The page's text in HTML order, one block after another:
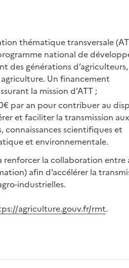
thématique transversale
national de
des générations d’agriculteurs,
Un financement
la mission d’ATT ;
par an pour contribuer au
et faciliter la transmission aux
scientifiques et
et environnementale.
renforcer la collaboration entre
afin d’accélérer la
industrielles.
agriculture.gouv.fr/rmt.